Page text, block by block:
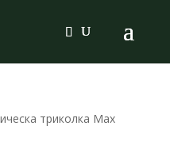
триколка Max